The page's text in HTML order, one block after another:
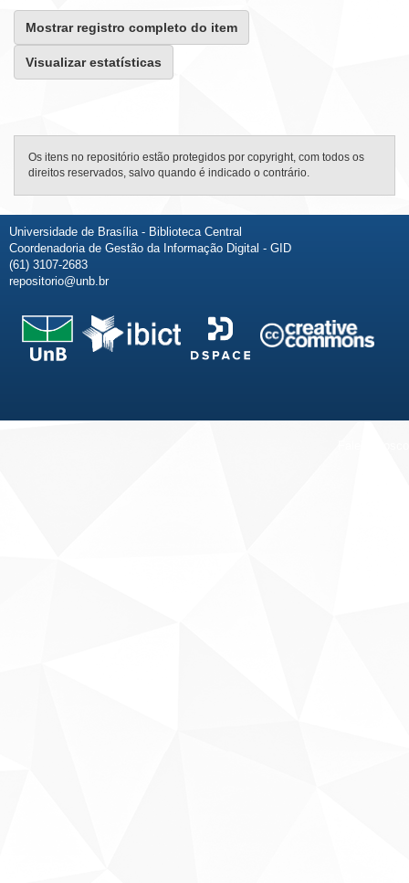
Mostrar registro completo do item
Visualizar estatísticas
Os itens no repositório estão protegidos por copyright, com todos os
direitos reservados, salvo quando é indicado o contrário.
Universidade de Brasília - Biblioteca Central
Coordenadoria de Gestão da Informação Digital - GID
(61) 3107-2683
repositorio@unb.br